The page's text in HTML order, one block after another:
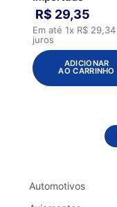
R$ 29,35
Em até1x R$ 29,34
juros
ADICIONAR
AO CARRINHO
Automotivos